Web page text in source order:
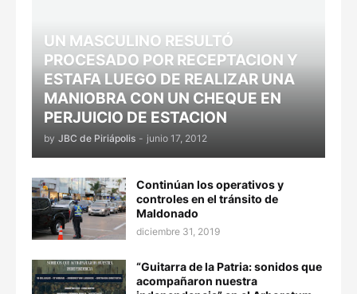
UN MASCULINO RESULTÓ
PROCESADO POR RECEPTACION Y
ESTAFA LUEGO DE REALIZAR UNA
MANIOBRA CON UN CHEQUE EN
PERJUICIO DE ESTACION
by JBC de Piriápolis - junio 17, 2012
Continúan los operativos y
controles en el tránsito de
Maldonado
diciembre 31, 2019
“Guitarra de la Patria: sonidos que
acompañaron nuestra